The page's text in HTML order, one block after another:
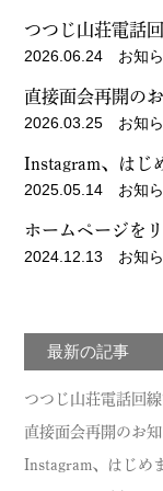
つつじ山荘電話
2026.06.24 お知
直接面会再開の
2026.03.25 お知
Instagram、はじ
2025.05.14 お知
ホームページを
2024.12.13 お知
最新の記事
つつじ山荘電話回
直接面会再開のお
Instagram、はじめ